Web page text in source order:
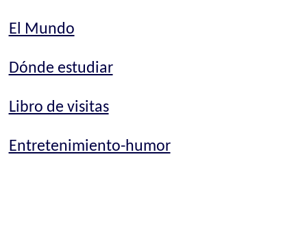
El Mundo
Dónde estudiar
Libro de visitas
Entretenimiento-humor